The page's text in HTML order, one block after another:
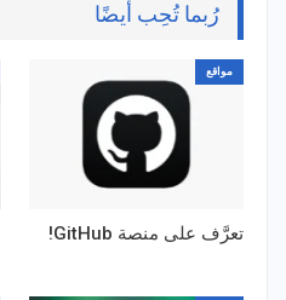
رُبما تُحِب أيضًا
مواقع
تعرَّف على منصة GitHub!